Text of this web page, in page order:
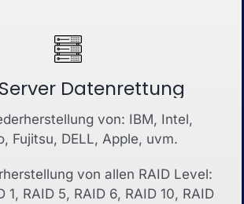
Datenrettung
von: IBM, Intel,
Fujitsu, DELL, Apple, uvm.
von allen RAID Level:
1, RAID 5, RAID 6, RAID 10, RAID